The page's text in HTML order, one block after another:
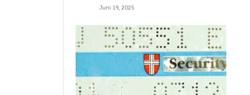
Juni 19, 2025